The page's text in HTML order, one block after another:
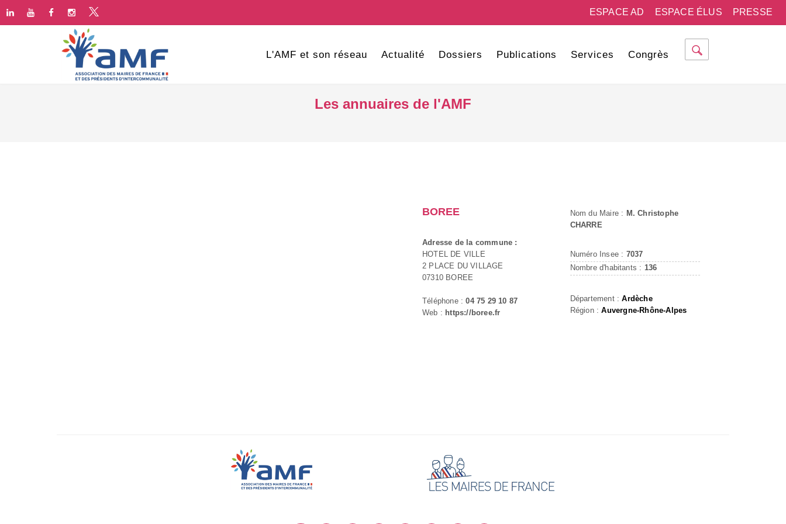
PRESSE
ESPACE ÉLUS
ESPACE AD
L'AMF et son réseau Actualité Dossiers Publications Services Congrès
Les annuaires de l'AMF
BOREE
Adresse de la commune :
HOTEL DE VILLE
2 PLACE DU VILLAGE
07310 BOREE
Téléphone :04 75 29 10 87
Web : https://boree.fr
Nom du Maire : M. Christophe
CHARRE
Numéro Insee : 7037
Nombre d'habitants : 136
Département :Ardèche
Région :Auvergne-Rhône-Alpes